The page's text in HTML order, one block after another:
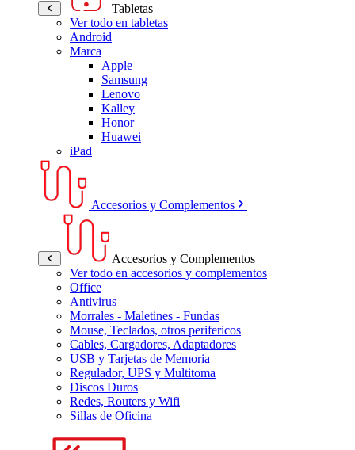
Tabletas
Ver todo en tabletas
Android
Marca
Apple
Samsung
Lenovo
Kalley
Honor
Huawei
iPad
Accesorios y Complementos
Accesorios y Complementos
Ver todo en accesorios y complementos
Office
Antivirus
Morrales - Maletines - Fundas
Mouse, Teclados, otros perifericos
Cables, Cargadores, Adaptadores
USB y Tarjetas de Memoria
Regulador, UPS y Multitoma
Discos Duros
Redes, Routers y Wifi
Sillas de Oficina